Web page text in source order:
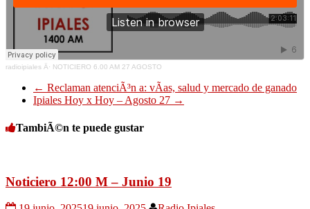
radioipiales Â· NOTICIERO 6.00 AM 27 AGOSTO
← Reclaman atenciÃ³n a: vÃ­as, salud y mercado de ganado
Ipiales Hoy x Hoy – Agosto 27 →
TambiÃ©n te puede gustar
Noticiero 12:00 M – Junio 19